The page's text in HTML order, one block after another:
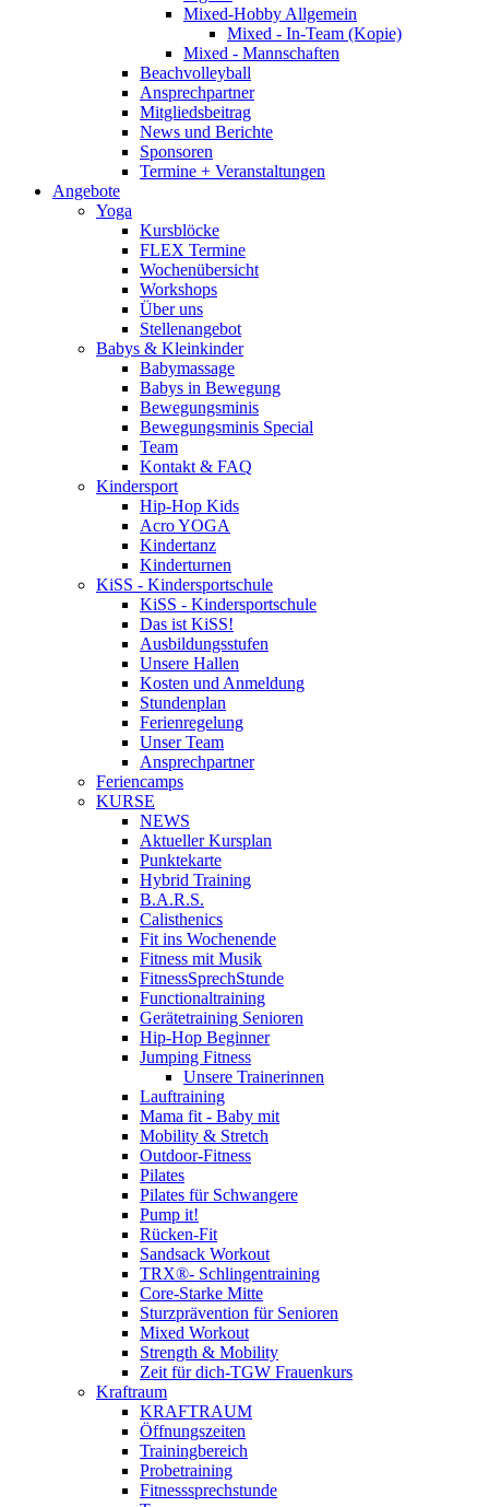
Mixed-Hobby Allgemein
Mixed - In-Team (Kopie)
Mixed - Mannschaften
Beachvolleyball
Ansprechpartner
Mitgliedsbeitrag
News und Berichte
Sponsoren
Termine + Veranstaltungen
Angebote
Yoga
Kursblöcke
FLEX Termine
Wochenübersicht
Workshops
Über uns
Stellenangebot
Babys & Kleinkinder
Babymassage
Babys in Bewegung
Bewegungsminis
Bewegungsminis Special
Team
Kontakt & FAQ
Kindersport
Hip-Hop Kids
Acro YOGA
Kindertanz
Kinderturnen
KiSS - Kindersportschule
KiSS - Kindersportschule
Das ist KiSS!
Ausbildungsstufen
Unsere Hallen
Kosten und Anmeldung
Stundenplan
Ferienregelung
Unser Team
Ansprechpartner
Feriencamps
KURSE
NEWS
Aktueller Kursplan
Punktekarte
Hybrid Training
B.A.R.S.
Calisthenics
Fit ins Wochenende
Fitness mit Musik
FitnessSprechStunde
Functionaltraining
Gerätetraining Senioren
Hip-Hop Beginner
Jumping Fitness
Unsere Trainerinnen
Lauftraining
Mama fit - Baby mit
Mobility & Stretch
Outdoor-Fitness
Pilates
Pilates für Schwangere
Pump it!
Rücken-Fit
Sandsack Workout
TRX®- Schlingentraining
Core-Starke Mitte
Sturzprävention für Senioren
Mixed Workout
Strength & Mobility
Zeit für dich-TGW Frauenkurs
Kraftraum
KRAFTRAUM
Öffnungszeiten
Trainingbereich
Probetraining
Fitnesssprechstunde